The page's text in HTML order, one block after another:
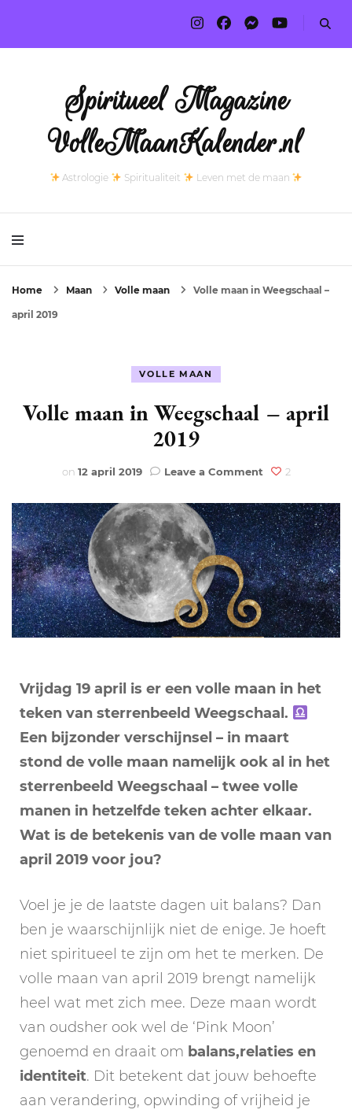
Spiritueel Magazine
VolleMaanKalender.nl
Astrologie Spiritualiteit Leven met de maan
Home Maan Volle maan Volle maan in Weegschaal –
april 2019
VOLLE MAAN
Volle maan in Weegschaal – april
2019
on 12 april 2019 Leave a Commenton
maan
in
Weegschaal
–
april
2019
2
Vrijdag 19 april is er een volle maan in het
teken van sterrenbeeld Weegschaal.
Een bijzonder verschijnsel – in maart
stond de volle maan namelijk ook al in het
sterrenbeeld Weegschaal – twee volle
manen in hetzelfde teken achter elkaar.
Wat is de betekenis van de volle maan van
april 2019 voor jou?
Voel je je de laatste dagen uit balans? Dan
ben je waarschijnlijk niet de enige. Je hoeft
niet spiritueel te zijn om het te merken. De
volle maan van april 2019 brengt namelijk
heel wat met zich mee. Deze maan wordt
van oudsher ook wel de ‘Pink Moon’
genoemd en draait om balans,relaties en
identiteit. Dit betekent dat jouw behoefte
aan verandering, opwinding of vrijheid je